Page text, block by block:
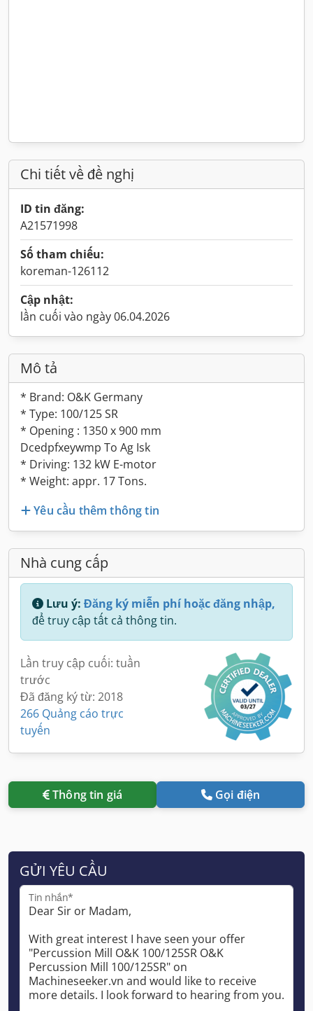
Chi tiết về đề nghị
ID tin đăng:
A21571998
Số tham chiếu:
koreman-126112
Cập nhật:
lần cuối vào ngày 06.04.2026
Mô tả
* Brand: O&K Germany
* Type: 100/125 SR
* Opening : 1350 x 900 mm
Dcedpfxeywmp To Ag Isk
* Driving: 132 kW E-motor
* Weight: appr. 17 Tons.
Yêu cầu thêm thông tin
Nhà cung cấp
Lưu ý: Đăng ký miễn phí hoặc đăng nhập,
để truy cập tất cả thông tin.
Lần truy cập cuối: tuần
trước
Đã đăng ký từ: 2018
266 Quảng cáo trực
tuyến
Thông tin giá Gọi điện
GỬI YÊU CẦU
Tin nhắn*